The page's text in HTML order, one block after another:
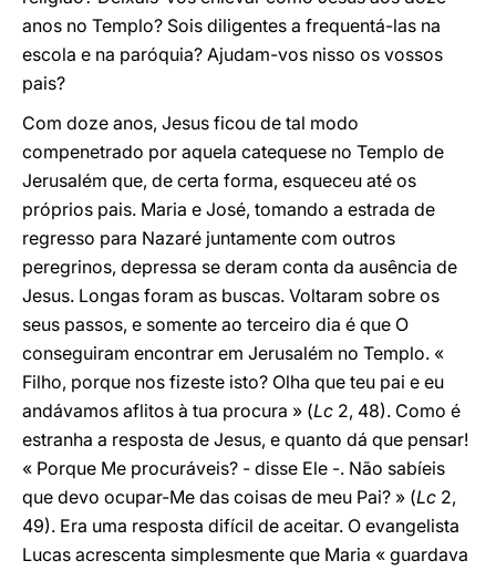
anos no Templo? Sois diligentes a frequentá-las na
escola e na paróquia? Ajudam-vos nisso os vossos
pais?
Com doze anos, Jesus ficou de tal modo
compenetrado por aquela catequese no Templo de
Jerusalém que, de certa forma, esqueceu até os
próprios pais. Maria e José, tomando a estrada de
regresso para Nazaré juntamente com outros
peregrinos, depressa se deram conta da ausência de
Jesus. Longas foram as buscas. Voltaram sobre os
seus passos, e somente ao terceiro dia é que O
conseguiram encontrar em Jerusalém no Templo. «
Filho, porque nos fizeste isto? Olha que teu pai e eu
andávamos aflitos à tua procura » (Lc 2, 48). Como é
estranha a resposta de Jesus, e quanto dá que pensar!
« Porque Me procuráveis? - disse Ele -. Não sabíeis
que devo ocupar-Me das coisas de meu Pai? » (Lc 2,
49). Era uma resposta difícil de aceitar. O evangelista
Lucas acrescenta simplesmente que Maria « guardava